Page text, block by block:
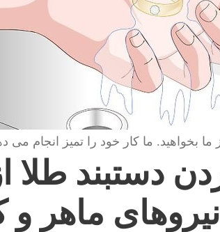
ما بخواهید. ما کار خود را تمیز انجام می
دستبند طلا
ماهر و